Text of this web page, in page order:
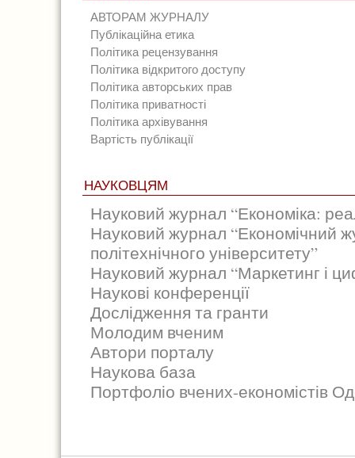
АВТОРАМ ЖУРНАЛУ
Публікаційна етика
Політика рецензування
Політика відкритого доступу
Політика авторських прав
Політика приватності
Політика архівування
Вартість публікації
НАУКОВЦЯМ
Науковий журнал “Економіка:
Науковий журнал “Економічний
політехнічного університету”
Науковий журнал “Маркетинг і
Наукові конференції
Дослідження та гранти
Молодим вченим
Автори порталу
Наукова база
Портфоліо вчених-економістів